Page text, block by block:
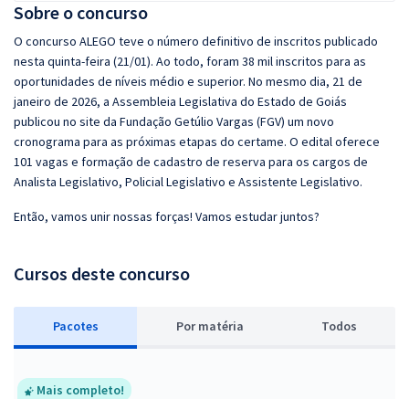
Sobre o concurso
O concurso ALEGO teve o número definitivo de inscritos publicado
nesta quinta-feira (21/01). Ao todo, foram 38 mil inscritos para as
oportunidades de níveis médio e superior. No mesmo dia, 21 de
janeiro de 2026, a Assembleia Legislativa do Estado de Goiás
publicou no site da Fundação Getúlio Vargas (FGV) um novo
cronograma para as próximas etapas do certame. O edital oferece
101 vagas e formação de cadastro de reserva para os cargos de
Analista Legislativo, Policial Legislativo e Assistente Legislativo.
Então, vamos unir nossas forças! Vamos estudar juntos?
Cursos deste concurso
Pacotes Por matéria Todos
Mais completo!